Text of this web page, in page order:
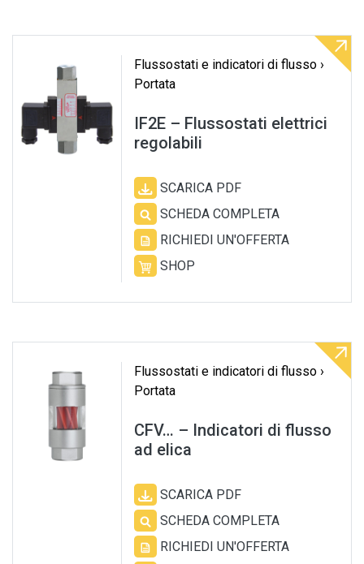
Flussostati e indicatori di flusso ›
Portata
IF2E – Flussostati elettrici
regolabili
SCARICA PDF
SCHEDA COMPLETA
RICHIEDI UN'OFFERTA
SHOP
Flussostati e indicatori di flusso ›
Portata
CFV… – Indicatori di flusso
ad elica
SCARICA PDF
SCHEDA COMPLETA
RICHIEDI UN'OFFERTA